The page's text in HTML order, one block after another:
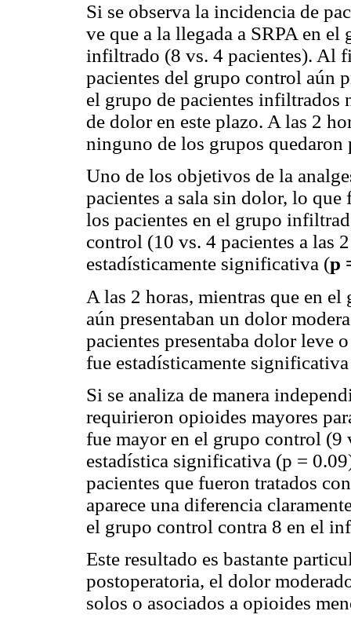
Si se observa la incidencia de
ve que a la llegada a SRPA en
infiltrado (8 vs. 4 pacientes). Al
pacientes del grupo control aún
el grupo de pacientes infiltrados
de dolor en este plazo. A las 2
ninguno de los grupos quedaron
Uno de los objetivos de la
pacientes a sala sin dolor, lo que
los pacientes en el grupo
control (10 vs. 4 pacientes a las
estadísticamente significativa (p
A las 2 horas, mientras que en
aún presentaban un dolor
pacientes presentaba dolor leve
fue estadísticamente
Si se analiza de manera
requirieron opioides mayores
fue mayor en el grupo control (9
estadística significativa (p =
pacientes que fueron tratados
aparece una diferencia
el grupo control contra 8 en el
Este resultado es bastante
postoperatoria, el dolor
solos o asociados a opioides